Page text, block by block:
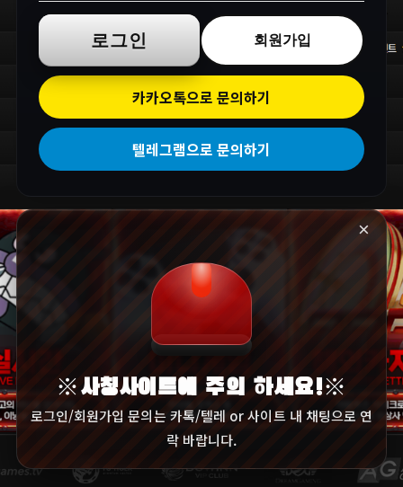
로그인 회원가입
카카오톡으로 문의하기
텔레그램으로 문의하기
×
※사칭사이트에 주의 하세요!※
로그인/회원가입 문의는 카톡/텔레 or 사이트 내 채팅으로 연
락 바랍니다.